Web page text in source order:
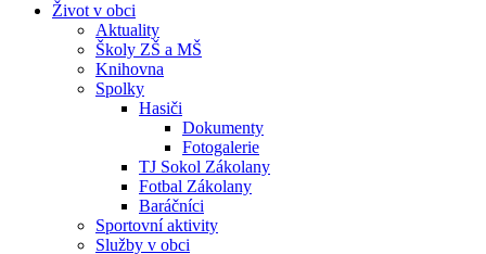
Život v obci
Aktuality
Školy ZŠ a MŠ
Knihovna
Spolky
Hasiči
Dokumenty
Fotogalerie
TJ Sokol Zákolany
Fotbal Zákolany
Baráčníci
Sportovní aktivity
Služby v obci